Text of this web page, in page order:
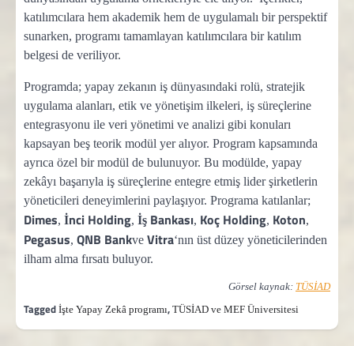
katılımcılara hem akademik hem de uygulamalı bir perspektif
sunarken, programı tamamlayan katılımcılara bir katılım
belgesi de veriliyor.
Programda; yapay zekanın iş dünyasındaki rolü, stratejik
uygulama alanları, etik ve yönetişim ilkeleri, iş süreçlerine
entegrasyonu ile veri yönetimi ve analizi gibi konuları
kapsayan beş teorik modül yer alıyor. Program kapsamında
ayrıca özel bir modül de bulunuyor. Bu modülde, yapay
zekâyı başarıyla iş süreçlerine entegre etmiş lider şirketlerin
yöneticileri deneyimlerini paylaşıyor. Programa katılanlar;
Dimes, İnci Holding, İş Bankası, Koç Holding, Koton,
Pegasus, QNB Bankve Vitra‘nın üst düzey yöneticilerinden
ilham alma fırsatı buluyor.
Görsel kaynak: TÜSİAD
Tagged İşte Yapay Zekâ programı, TÜSİAD ve MEF Üniversitesi